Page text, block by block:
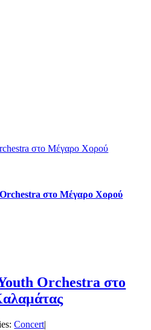
στο Μέγαρο Χορού
στο Μέγαρο Χορού
Orchestra στο
Concert|